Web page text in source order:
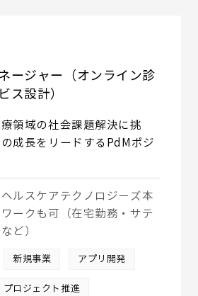
ージャー（オンライン診
ス設計）
領域の社会課題解決に挑
成長をリードするPdMポジ
ルスケアテクノロジーズ本
ークも可（在宅勤務・サテ
ど）
新規事業 アプリ開発
プロジェクト推進